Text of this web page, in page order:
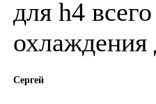
для h4
охлаждения
Сергей